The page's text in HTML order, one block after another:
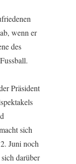
wenn er
des
Präsident
sich
Juni noch
darüber